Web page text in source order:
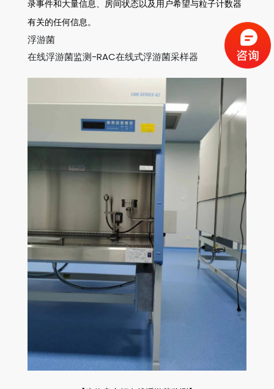
录事件和大量信息、房间状态以及用户希望与粒子计数器
有关的任何信息。
浮游菌
在线浮游菌监测-RAC在线式浮游菌采样器